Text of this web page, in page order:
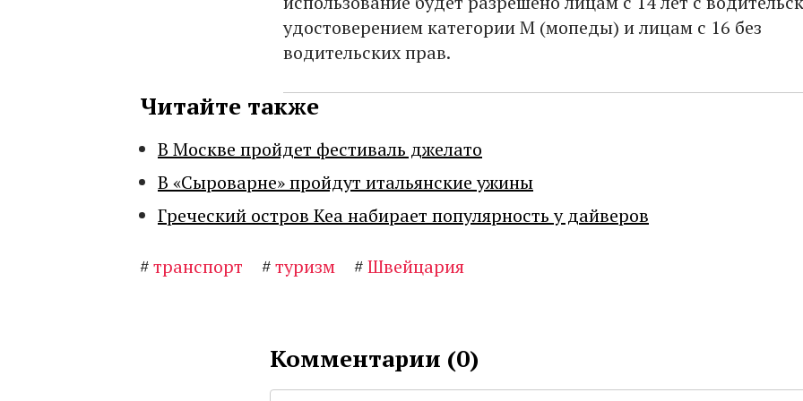
удостоверением категории М (мопеды) и лицам с 16 без
водительских прав.
Читайте также
В Москве пройдет фестиваль джелато
В «Сыроварне» пройдут итальянские ужины
Греческий остров Кеа набирает популярность у дайверов
#транспорт #туризм #Швейцария
Комментарии (0)